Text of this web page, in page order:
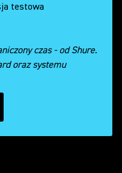
testowa
czas - od Shure.
oraz systemu